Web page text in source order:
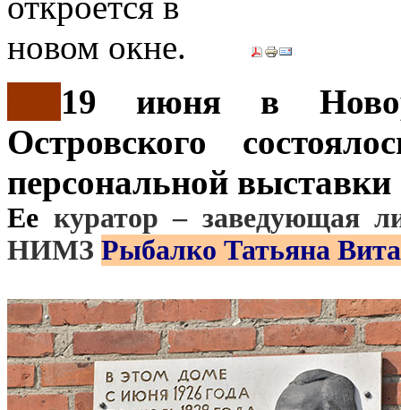
19 июня в
Островского
персональной
Ее куратор – заведующая
НИМЗ Рыбалко Татьяна